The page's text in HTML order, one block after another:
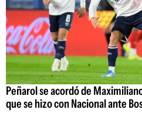
Peñarol se acordó de
que se hizo con Nacional ante